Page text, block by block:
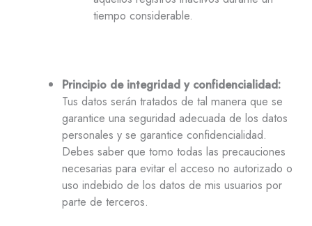
tiempo considerable.
Principio de integridad y confidencialidad:
Tus datos serán tratados de tal manera que se
garantice una seguridad adecuada de los datos
personales y se garantice confidencialidad.
Debes saber que tomo todas las precauciones
necesarias para evitar el acceso no autorizado o
uso indebido de los datos de mis usuarios por
parte de terceros.